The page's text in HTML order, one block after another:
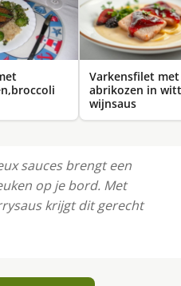
Varkensfilet met
abrikozen in
wijnsaus
sauces brengt een
op je bord. Met
krijgt dit gerecht